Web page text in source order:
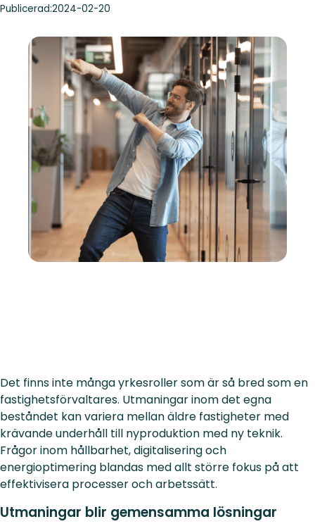
Publicerad:2024-02-20
Det finns inte många yrkesroller som är så bred som en
fastighetsförvaltares. Utmaningar inom det egna
beståndet kan variera mellan äldre fastigheter med
krävande underhåll till nyproduktion med ny teknik.
Frågor inom hållbarhet, digitalisering och
energioptimering blandas med allt större fokus på att
effektivisera processer och arbetssätt.
Utmaningar blir gemensamma lösningar